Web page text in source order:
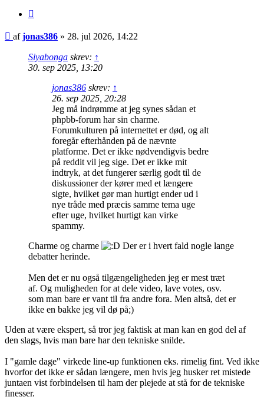
Indlæg
afjonas386 » 28. jul 2026, 14:22
Siyabonga skrev: ↑
30. sep 2025, 13:20
jonas386 skrev: ↑
26. sep 2025, 20:28
Jeg må indrømme at jeg synes sådan et
phpbb-forum har sin charme.
Forumkulturen på internettet er død, og alt
foregår efterhånden på de nævnte
platforme. Det er ikke nødvendigvis bedre
på reddit vil jeg sige. Det er ikke mit
indtryk, at det fungerer særlig godt til de
diskussioner der kører med et længere
sigte, hvilket gør man hurtigt ender ud i
nye tråde med præcis samme tema uge
efter uge, hvilket hurtigt kan virke
spammy.
Charme og charme
Der er i hvert fald nogle lange
debatter herinde.
Men det er nu også tilgængeligheden jeg er mest træt
af. Og muligheden for at dele video, lave votes, osv.
som man bare er vant til fra andre fora. Men altså, det er
ikke en bakke jeg vil dø på;)
Uden at være ekspert, så tror jeg faktisk at man kan en god del af
den slags, hvis man bare har den tekniske snilde.
I "gamle dage" virkede line-up funktionen eks. rimelig fint. Ved ikke
hvorfor det ikke er sådan længere, men hvis jeg husker ret mistede
juntaen vist forbindelsen til ham der plejede at stå for de tekniske
finesser.